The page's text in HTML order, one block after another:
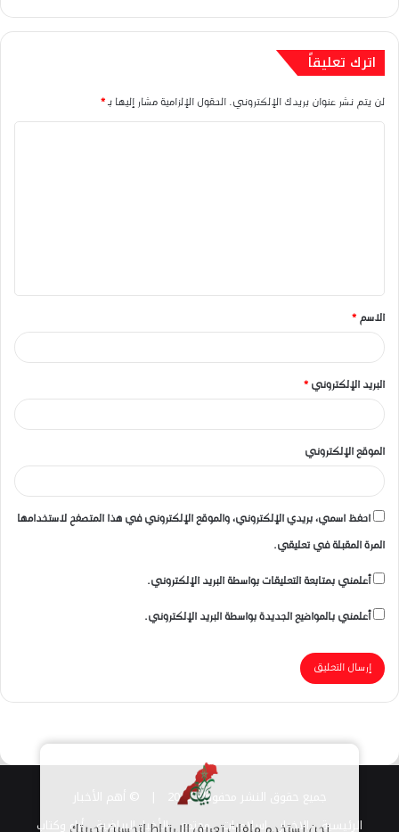
اترك تعليقاً
لن يتم نشر عنوان بريدك الإلكتروني. الحقول الإلزامية مشار إليها بـ*
ق
*
الاسم *
البريد الإلكتروني *
الموقع الإلكتروني
احفظ اسمي، بريدي الإلكتروني، والموقع الإلكتروني في هذا المتصفح لاستخدامها
المرة المقبلة في تعليقي.
أعلمني بمتابعة التعليقات بواسطة البريد الإلكتروني.
أعلمني بالمواضيع الجديدة بواسطة البريد الإلكتروني.
جميع حقوق النشر محفوظة 2026 |
الرئيسية
الاخبار اسلاميات مجتمع الأخبار الرياضية أراء وكتاب